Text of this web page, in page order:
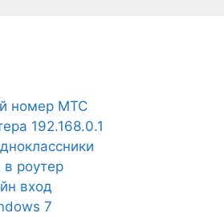
номер МТС
192.168.0.1
в роутер
вход
7